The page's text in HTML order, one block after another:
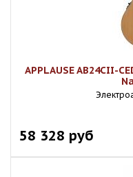
APPLAUSE AB24CII-
58 328 руб